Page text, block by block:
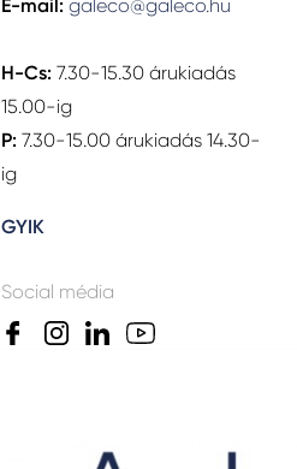
E-mail: galeco@galeco.hu
H-Cs: 7.30-15.30 árukiadás
15.00-ig
P: 7.30-15.00 árukiadás 14.30-
ig
GYIK
Social média